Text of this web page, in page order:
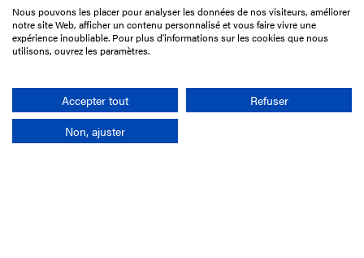
15 Boulevard de Douaumont
75017 Paris
01 49 10 20 29
Rechercher
Nous pouvons les placer pour analyser les données de nos visiteurs, améliorer
notre site Web, afficher un contenu personnalisé et vous faire vivre une
expérience inoubliable. Pour plus d'informations sur les cookies que nous
utilisons, ouvrez les paramètres.
Accepter tout
Refuser
Non, ajuster